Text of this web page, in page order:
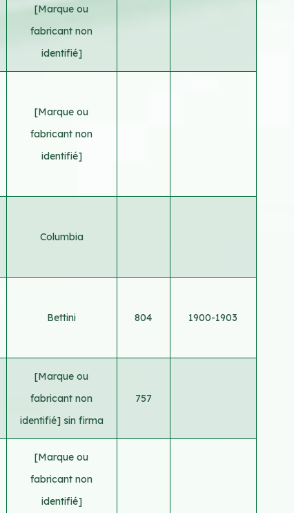
[Marque ou
fabricant non
identifié]
[Marque ou
fabricant non
identifié]
Columbia
Bettini 804 1900-1903
[Marque ou
fabricant non
identifié] sin firma
757
[Marque ou
fabricant non
identifié]